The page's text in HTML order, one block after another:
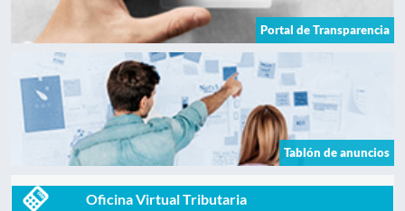
Portal de Transparencia
Tablón de anuncios
Oficina Virtual Tributaria